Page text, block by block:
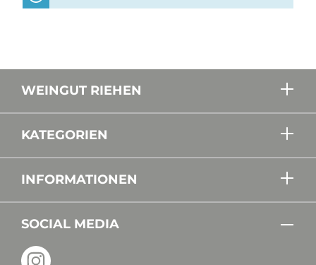
WEINGUT RIEHEN
KATEGORIEN
INFORMATIONEN
SOCIAL MEDIA